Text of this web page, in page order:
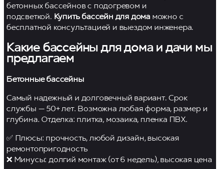
бетонных бассейнов с подогревом и
подсветкой. Купить бассейн для дома можно с
бесплатной консультацией и выездом инженера.
Какие бассейны для дома и дачи мы
предлагаем
Бетонные бассейны
Самый надежный и долговечный вариант. Срок
службы — 50+ лет. Возможна любая форма, размер и
глубина. Отделка: плитка, мозаика, пленка ПВХ.
✅ Плюсы: прочность, любой дизайн, высокая
ремонтопригодность
❌ Минусы: долгий монтаж (от 6 недель), высокая цена